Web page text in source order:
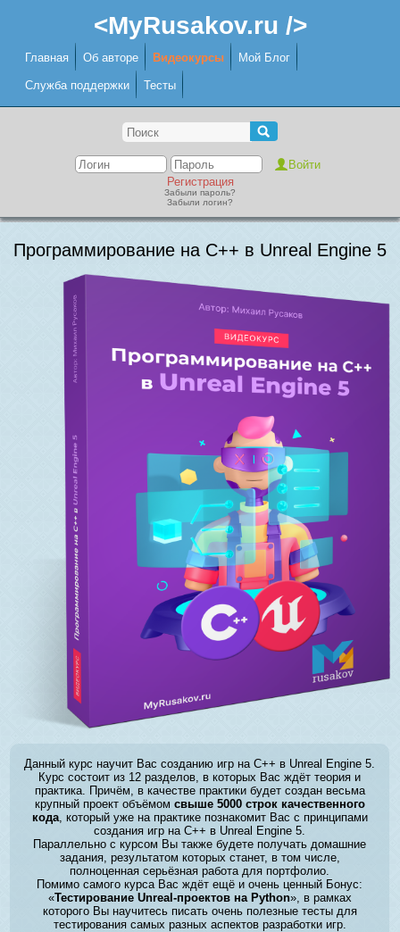
<MyRusakov.ru />
Главная Об авторе Видеокурсы Мой Блог
Служба поддержки Тесты
Регистрация
Забыли пароль?
Забыли логин?
Программирование на C++ в Unreal Engine 5
Данный курс научит Вас созданию игр на C++ в Unreal Engine 5.
Курс состоит из 12 разделов, в которых Вас ждёт теория и
практика. Причём, в качестве практики будет создан весьма
крупный проект объёмом свыше 5000 строк качественного
кода, который уже на практике познакомит Вас с принципами
создания игр на C++ в Unreal Engine 5.
Параллельно с курсом Вы также будете получать домашние
задания, результатом которых станет, в том числе,
полноценная серьёзная работа для портфолио.
Помимо самого курса Вас ждёт ещё и очень ценный Бонус:
«Тестирование Unreal-проектов на Python», в рамках
которого Вы научитесь писать очень полезные тесты для
тестирования самых разных аспектов разработки игр.